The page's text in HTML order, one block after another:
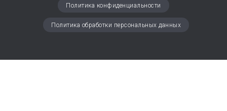
Политика конфиденциальности
Политика обработки персональных данных